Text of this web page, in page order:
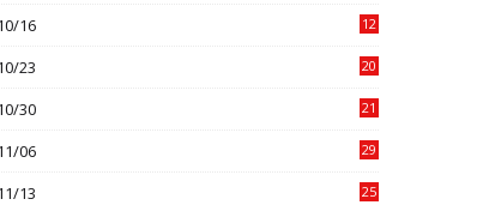
16 12
23 20
30 21
06 29
13 25